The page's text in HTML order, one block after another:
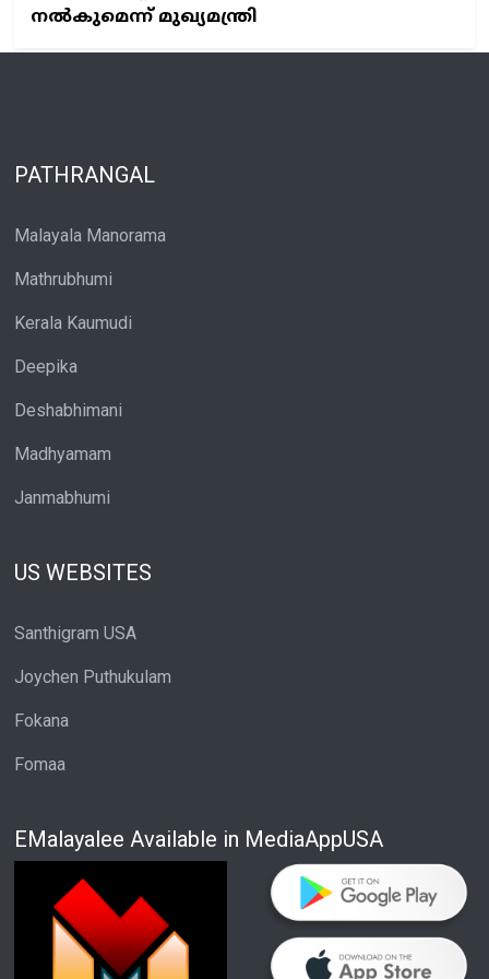
നൽകുമെന്ന് മുഖ്യമന്ത്രി
PATHRANGAL
Malayala Manorama
Mathrubhumi
Kerala Kaumudi
Deepika
Deshabhimani
Madhyamam
Janmabhumi
US WEBSITES
Santhigram USA
Joychen Puthukulam
Fokana
Fomaa
EMalayalee Available in MediaAppUSA